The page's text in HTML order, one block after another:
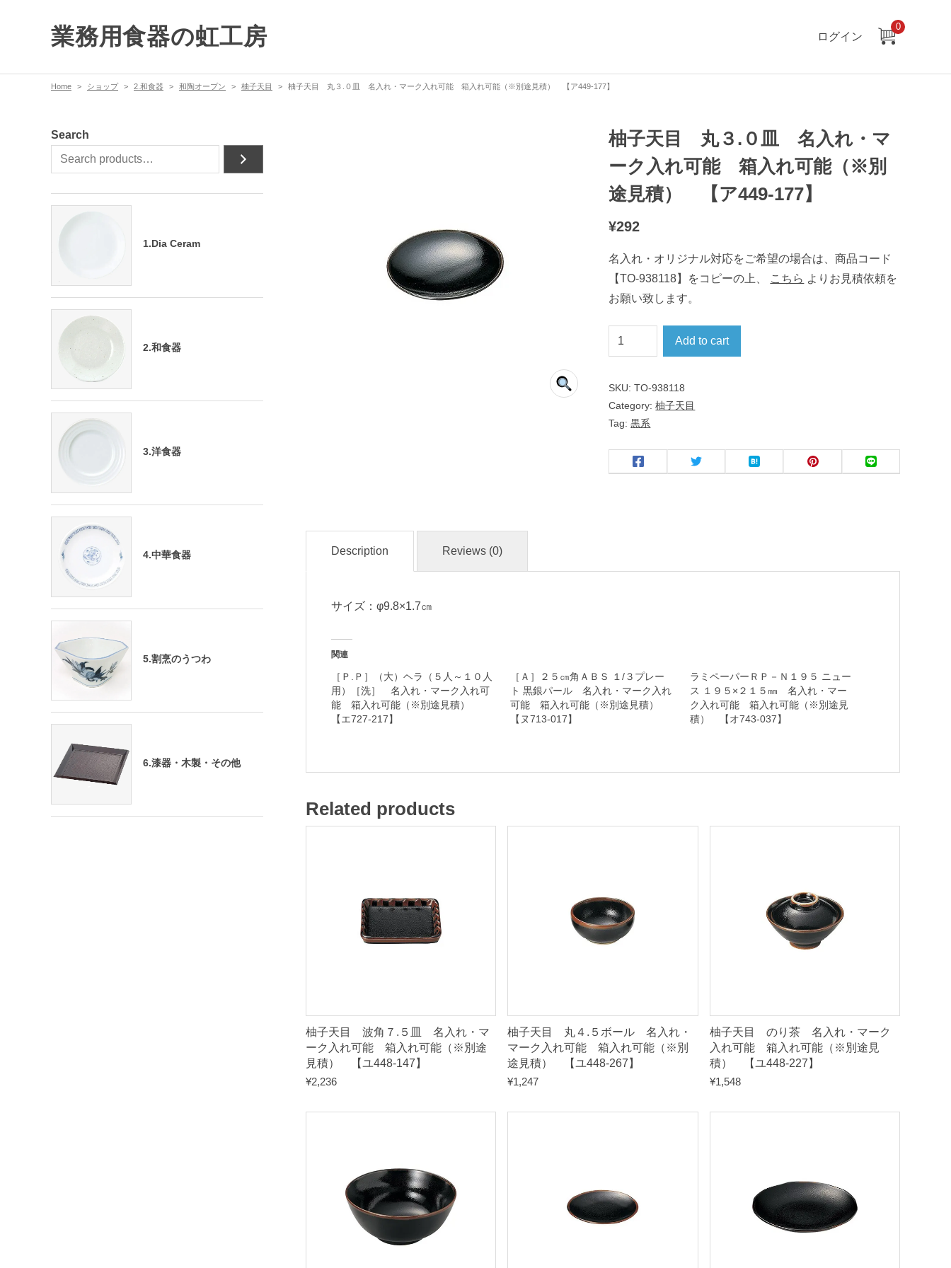
業務用食器の虹工房 ログイン
0
Home ショップ 2.和食器 和陶オープン 柚子天目 柚子天目 丸３.０皿 名入れ・マーク入れ可能 箱入れ可能（※別途見積） 【ア449-177】
柚子天目 丸３.０皿 名入れ・マ
ーク入れ可能 箱入れ可能（※別
途見積） 【ア449-177】
¥292
名入れ・オリジナル対応をご希望の場合は、商品コード
【TO-938118】をコピーの上、
こちら よりお見積依頼を
お願い致します。
柚
子
目
３
.
入
ク
入
れ
れ
※
別
途
【
ア
7
】
Add to cart
SKU:TO-938118
Category:柚子天目
Tag:黒系
Description Reviews (0)
サイズ：φ9.8×1.7㎝
関連
［Ｐ.Ｐ］（大）ヘラ（５人～１０人
用）［洗］ 名入れ・マーク入れ可
能 箱入れ可能（※別途見積）
【エ727-217】
［Ａ］２５㎝角ＡＢＳ １/３プレー
ト 黒銀パール 名入れ・マーク入れ
可能 箱入れ可能（※別途見積）
【ヌ713-017】
ラミペーパーＲＰ－Ｎ１９５ ニュー
ス １９５×２１５㎜ 名入れ・マー
ク入れ可能 箱入れ可能（※別途見
積） 【オ743-037】
Related products
柚子天目 波角７.５皿 名入れ・マ
ーク入れ可能 箱入れ可能（※別途
見積） 【ユ448-147】
¥2,236
柚子天目 丸４.５ボール 名入れ・
マーク入れ可能 箱入れ可能（※別
途見積） 【ユ448-267】
¥1,247
柚子天目 のり茶 名入れ・マーク
入れ可能 箱入れ可能（※別途見
積） 【ユ448-227】
¥1,548
Search
1.Dia Ceram
2.和食器
3.洋食器
4.中華食器
5.割烹のうつわ
6.漆器・木製・その他